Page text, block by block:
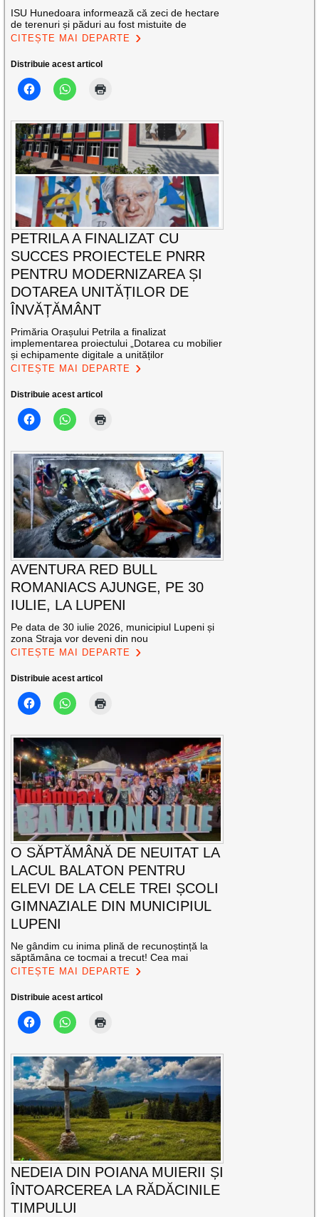
ISU Hunedoara informează că zeci de hectare
de terenuri și păduri au fost mistuite de
CITEȘTE MAI DEPARTE
Distribuie acest articol
PETRILA A FINALIZAT CU
SUCCES PROIECTELE PNRR
PENTRU MODERNIZAREA ȘI
DOTAREA UNITĂȚILOR DE
ÎNVĂȚĂMÂNT
Primăria Orașului Petrila a finalizat
implementarea proiectului „Dotarea cu mobilier
și echipamente digitale a unităților
CITEȘTE MAI DEPARTE
Distribuie acest articol
AVENTURA RED BULL
ROMANIACS AJUNGE, PE 30
IULIE, LA LUPENI
Pe data de 30 iulie 2026, municipiul Lupeni și
zona Straja vor deveni din nou
CITEȘTE MAI DEPARTE
Distribuie acest articol
O SĂPTĂMÂNĂ DE NEUITAT LA
LACUL BALATON PENTRU
ELEVI DE LA CELE TREI ȘCOLI
GIMNAZIALE DIN MUNICIPIUL
LUPENI
Ne gândim cu inima plină de recunoștință la
săptămâna ce tocmai a trecut! Cea mai
CITEȘTE MAI DEPARTE
Distribuie acest articol
NEDEIA DIN POIANA MUIERII ȘI
ÎNTOARCEREA LA RĂDĂCINILE
TIMPULUI